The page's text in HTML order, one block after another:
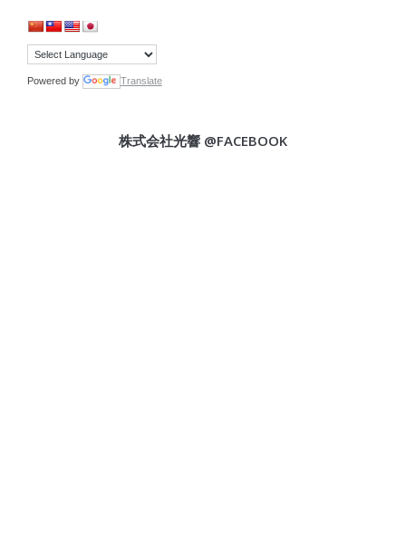
Powered by Translate
株式会社光響 @FACEBOOK